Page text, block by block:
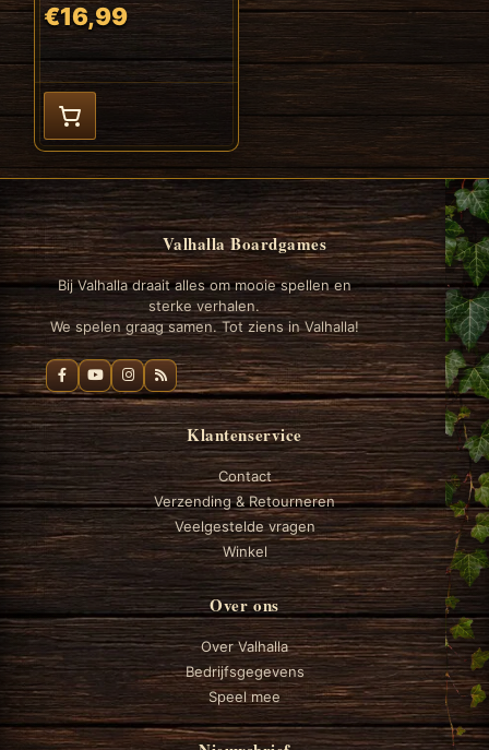
€16,99
Valhalla Boardgames
Bij Valhalla draait alles om mooie spellen en
sterke verhalen.
We spelen graag samen. Tot ziens in Valhalla!
Klantenservice
Contact
Verzending & Retourneren
Veelgestelde vragen
Winkel
Over ons
Over Valhalla
Bedrijfsgegevens
Speel mee